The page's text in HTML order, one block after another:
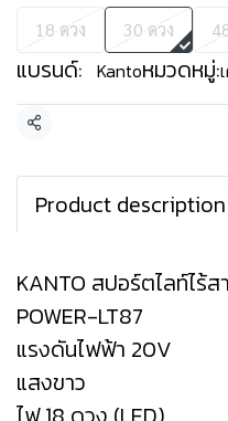
18 ดวง 30 ดวง
แบรนด์: Kantoหมวดหมู่:
แชร์
Product description
KANTO สปอร์ตไลท์ไร้
POWER-LT87
แรงดันไฟฟ้า 20V
แสงขาว